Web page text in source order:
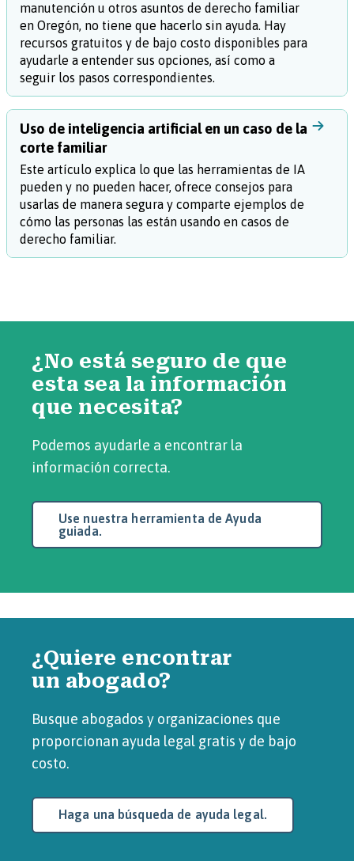
manutención u otros asuntos de derecho familiar
en Oregón, no tiene que hacerlo sin ayuda. Hay
recursos gratuitos y de bajo costo disponibles para
ayudarle a entender sus opciones, así como a
seguir los pasos correspondientes.
Uso de inteligencia artificial en un caso de la
corte familiar
Este artículo explica lo que las herramientas de IA
pueden y no pueden hacer, ofrece consejos para
usarlas de manera segura y comparte ejemplos de
cómo las personas las están usando en casos de
derecho familiar.
¿No está seguro de que
esta sea la información
que necesita?
Podemos ayudarle a encontrar la
información correcta.
Use nuestra herramienta de Ayuda
guiada.
¿Quiere encontrar
un abogado?
Busque abogados y organizaciones que
proporcionan ayuda legal gratis y de bajo
costo.
Haga una búsqueda de ayuda legal.